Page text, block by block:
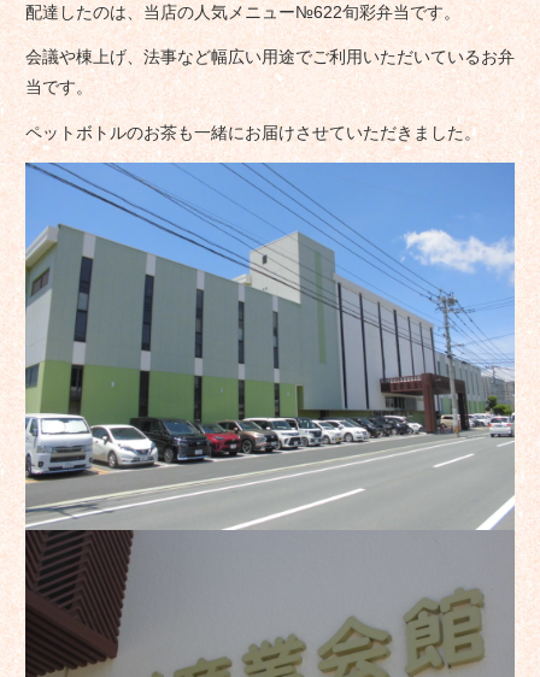
配達したのは、当店の人気メニュー№622旬彩弁当です。
会議や棟上げ、法事など幅広い用途でご利用いただいているお弁
当です。
ペットボトルのお茶も一緒にお届けさせていただきました。